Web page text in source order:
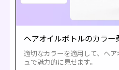
ヘアオイルボトルのカラー
適切なカラーを適用して、ヘ
ュで魅力的に見せます。